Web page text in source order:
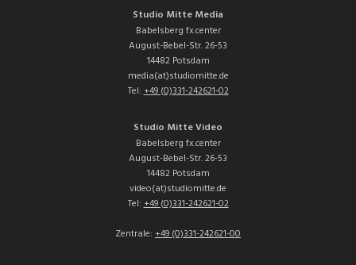
Studio Mitte Media
Babelsberg fx.center
August-Bebel-Str. 26-53
14482 Potsdam
media(at)studiomitte.de
Tel:+49 (0)331-242621-02
Studio Mitte Video
Babelsberg fx.center
August-Bebel-Str. 26-53
14482 Potsdam
video(at)studiomitte.de
Tel:+49 (0)331-242621-02
Zentrale: +49 (0)331-242621-00